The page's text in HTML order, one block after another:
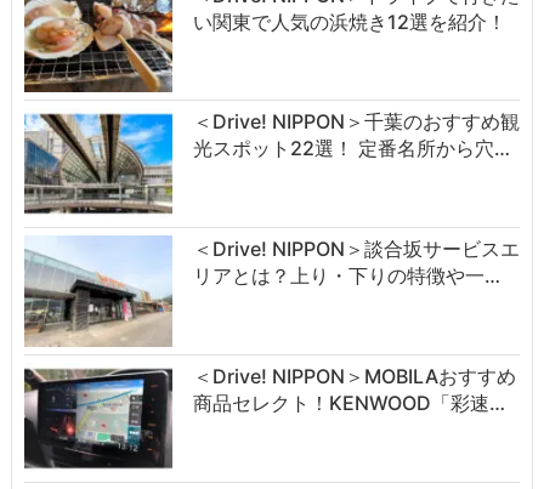
い関東で人気の浜焼き12選を紹介！
＜Drive! NIPPON＞千葉のおすすめ観
光スポット22選！ 定番名所から穴…
＜Drive! NIPPON＞談合坂サービスエ
リアとは？上り・下りの特徴や一…
＜Drive! NIPPON＞MOBILAおすすめ
商品セレクト！KENWOOD「彩速…